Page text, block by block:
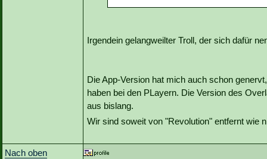
Irgendein gelangweilter Troll, der sich dafür
Die App-Version hat mich auch schon
haben bei den PLayern. Die Version des
aus bislang.
Wir sind soweit von "Revolution" entfernt wie
Nach oben